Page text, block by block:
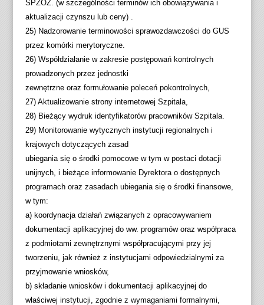
SPZOZ. (w szczególności terminów ich obowiązywania i
aktualizacji czynszu lub ceny) .
25) Nadzorowanie terminowości sprawozdawczości do GUS
przez komórki merytoryczne.
26) Współdziałanie w zakresie postępowań kontrolnych
prowadzonych przez jednostki
zewnętrzne oraz formułowanie poleceń pokontrolnych,
27) Aktualizowanie strony internetowej Szpitala,
28) Bieżący wydruk identyfikatorów pracowników Szpitala.
29) Monitorowanie wytycznych instytucji regionalnych i
krajowych dotyczących zasad
ubiegania się o środki pomocowe w tym w postaci dotacji
unijnych, i bieżące informowanie Dyrektora o dostępnych
programach oraz zasadach ubiegania się o środki finansowe,
w tym:
a) koordynacja działań związanych z opracowywaniem
dokumentacji aplikacyjnej do ww. programów oraz współpraca
z podmiotami zewnętrznymi współpracującymi przy jej
tworzeniu, jak również z instytucjami odpowiedzialnymi za
przyjmowanie wniosków,
b) składanie wniosków i dokumentacji aplikacyjnej do
właściwej instytucji, zgodnie z wymaganiami formalnymi,